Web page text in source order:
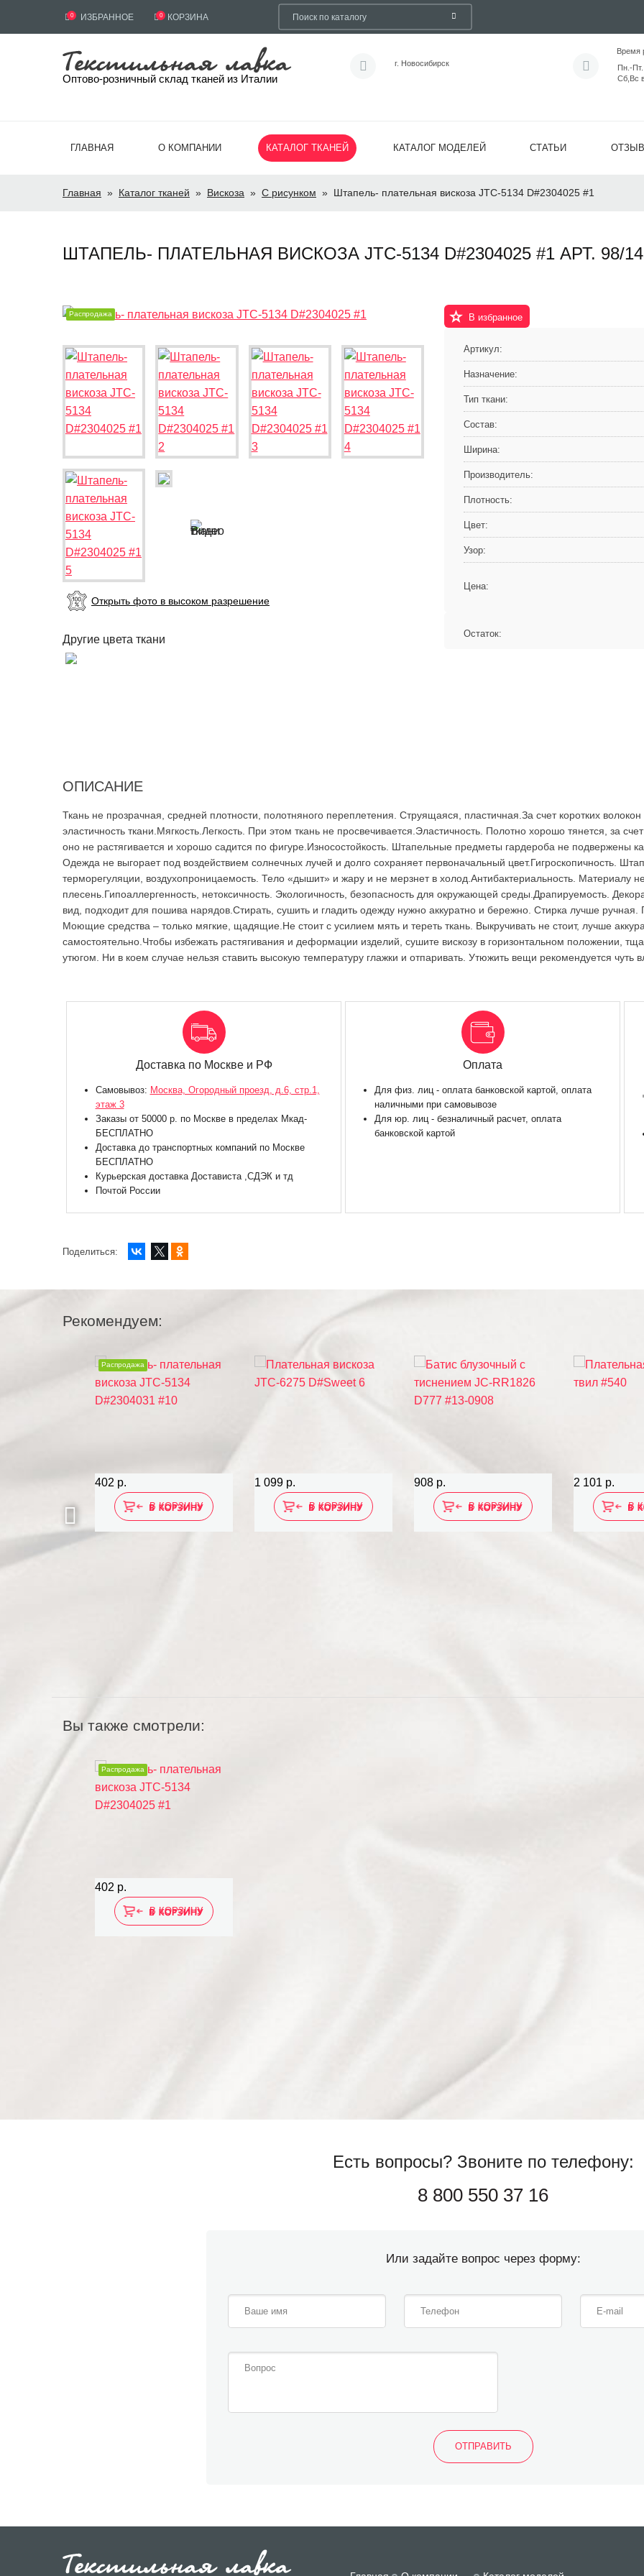
0 ИЗБРАННОЕ 0 КОРЗИНА
Оптово-розничный склад тканей из Италии
г. Новосибирск
Время
Пн.-
Сб,Вс
ГЛАВНАЯ О КОМПАНИИ КАТАЛОГ ТКАНЕЙ КАТАЛОГ МОДЕЛЕЙ СТАТЬИ
Главная » Каталог тканей » Вискоза » С рисунком » Штапель- плательная вискоза JTC-5134 D#2304025 #1
ШТАПЕЛЬ- ПЛАТЕЛЬНАЯ ВИСКОЗА JTC-5134 D#2304025 #1 АРТ. 98/
Распродажа
Открыть фото в высоком разрешение
Другие цвета ткани
В избранное
Артикул:
Назначение:
Тип ткани:
Состав:
Ширина:
Производитель:
Плотность:
Цвет:
Узор:
Цена:
Остаток:
ОПИСАНИЕ
Ткань не прозрачная, средней плотности, полотняного переплетения. Струящаяся, пластичная.За счет коротких волокон
эластичность ткани.Мягкость.Легкость. При этом ткань не просвечивается.Эластичность. Полотно хорошо тянется, за
оно не растягивается и хорошо садится по фигуре.Износостойкость. Штапельные предметы гардероба не подвержены
Одежда не выгорает под воздействием солнечных лучей и долго сохраняет первоначальный цвет.Гигроскопичность.
терморегуляции, воздухопроницаемость. Тело «дышит» и жару и не мерзнет в холод.Антибактериальность. Материалу
плесень.Гипоаллергенность, нетоксичность. Экологичность, безопасность для окружающей среды.Драпируемость.
вид, подходит для пошива нарядов.Стирать, сушить и гладить одежду нужно аккуратно и бережно. Стирка лучше
Моющие средства – только мягкие, щадящие.Не стоит с усилием мять и тереть ткань. Выкручивать не стоит, лучше
самостоятельно.Чтобы избежать растягивания и деформации изделий, сушите вискозу в горизонтальном положении,
утюгом. Ни в коем случае нельзя ставить высокую температуру глажки и отпаривать. Утюжить вещи рекомендуется чуть
Доставка по Москве и РФ
Самовывоз: Москва, Огородный проезд, д.6, стр.1,
этаж 3
Заказы от 50000 р. по Москве в пределах Мкад-
БЕСПЛАТНО
Доставка до транспортных компаний по Москве
БЕСПЛАТНО
Курьерская доставка Достависта ,СДЭК и тд
Почтой России
Оплата
Для физ. лиц - оплата банковской картой, оплата
наличными при самовывозе
Для юр. лиц - безналичный расчет, оплата
банковской картой
Поделиться:
Рекомендуем:
402 р.
Распродажа
В КОРЗИНУ
1 099 р.
В КОРЗИНУ
908 р.
В КОРЗИНУ
2 101 р.
В
Вы также смотрели:
402 р.
Распродажа
В КОРЗИНУ
Есть вопросы?Звоните по телефону:
8 800 550 37 16
Или задайте вопрос через форму: